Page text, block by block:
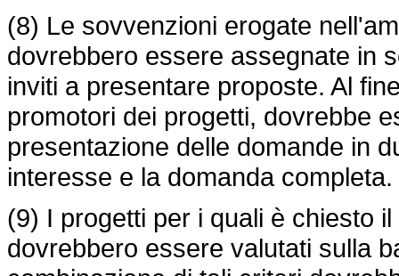
(8) Le sovvenzioni erogate
dovrebbero essere assegnate in
inviti a presentare proposte. Al
promotori dei progetti, dovrebbe
presentazione delle domande in
interesse e la domanda completa.
(9) I progetti per i quali è chiesto
dovrebbero essere valutati sulla